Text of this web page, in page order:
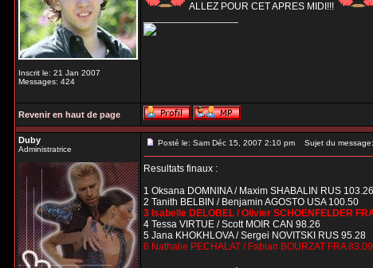
Inscrit le: 21 Jan 2007
Messages: 424
ALLEZ POUR CET APRES MIDI!!!
_________________
Revenir en haut de page
Duby
Administratrice
Posté le: Sam Déc 15, 2007 2:10 pm Sujet du message:
Resultats finaux :
1 Oksana DOMNINA / Maxim SHABALIN RUS 103.26
2 Tanith BELBIN / Benjamin AGOSTO USA 100.50
3 Isabelle DELOBEL / Olivier SCHOENFELDER
4 Tessa VIRTUE / Scott MOIR CAN 98.26
5 Jana KHOKHLOVA / Sergei NOVITSKI RUS 95.28
6 Nathalie PECHALAT / Fabian BOURZAT FRA 83.09